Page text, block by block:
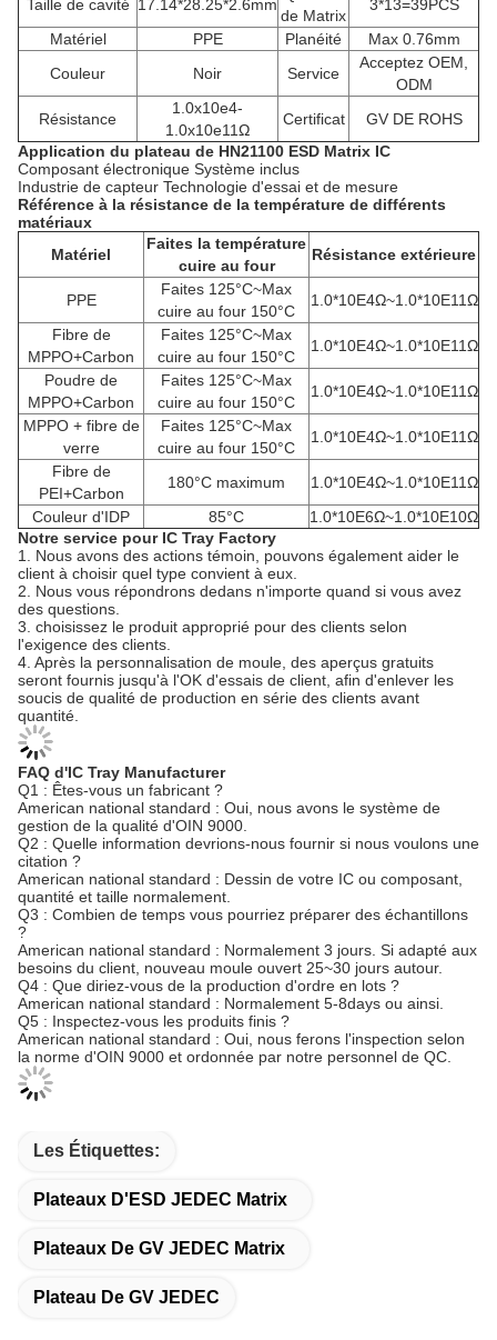
Taille de cavité 17.14*28.25*2.6mm
de Matrix
3*13=39PCS
Matériel
PPE Planéité
Max 0.76mm
Couleur
Noir Service
Acceptez OEM,
ODM
Résistance
1.0x10e4-
1.0x10e11Ω
Certificat
GV DE ROHS
Application du plateau de HN21100 ESD Matrix IC
Composant électronique Système inclus
Industrie de capteur Technologie d'essai et de mesure
Référence à la résistance de la température de différents
matériaux
Matériel
Faites la température
cuire au four
Résistance extérieure
PPE
Faites 125°C~Max
cuire au four 150°C
1.0*10E4Ω~1.0*10E11Ω
Fibre de
MPPO+Carbon
Faites 125°C~Max
cuire au four 150°C
1.0*10E4Ω~1.0*10E11Ω
Poudre de
MPPO+Carbon
Faites 125°C~Max
cuire au four 150°C
1.0*10E4Ω~1.0*10E11Ω
MPPO + fibre de
verre
Faites 125°C~Max
cuire au four 150°C
1.0*10E4Ω~1.0*10E11Ω
Fibre de
PEI+Carbon
180°C maximum
1.0*10E4Ω~1.0*10E11Ω
Couleur d'IDP
85°C
1.0*10E6Ω~1.0*10E10Ω
Notre service pour IC Tray Factory
1. Nous avons des actions témoin, pouvons également aider le
client à choisir quel type convient à eux.
2. Nous vous répondrons dedans n'importe quand si vous avez
des questions.
3. choisissez le produit approprié pour des clients selon
l'exigence des clients.
4. Après la personnalisation de moule, des aperçus gratuits
seront fournis jusqu'à l'OK d'essais de client, afin d'enlever les
soucis de qualité de production en série des clients avant
quantité.
FAQ d'IC Tray Manufacturer
Q1 : Êtes-vous un fabricant ?
American national standard : Oui, nous avons le système de
gestion de la qualité d'OIN 9000.
Q2 : Quelle information devrions-nous fournir si nous voulons une
citation ?
American national standard : Dessin de votre IC ou composant,
quantité et taille normalement.
Q3 : Combien de temps vous pourriez préparer des échantillons
?
American national standard : Normalement 3 jours. Si adapté aux
besoins du client, nouveau moule ouvert 25~30 jours autour.
Q4 : Que diriez-vous de la production d'ordre en lots ?
American national standard : Normalement 5-8days ou ainsi.
Q5 : Inspectez-vous les produits finis ?
American national standard : Oui, nous ferons l'inspection selon
la norme d'OIN 9000 et ordonnée par notre personnel de QC.
Les Étiquettes:
Plateaux D'ESD JEDEC Matrix
Plateaux De GV JEDEC Matrix
Plateau De GV JEDEC